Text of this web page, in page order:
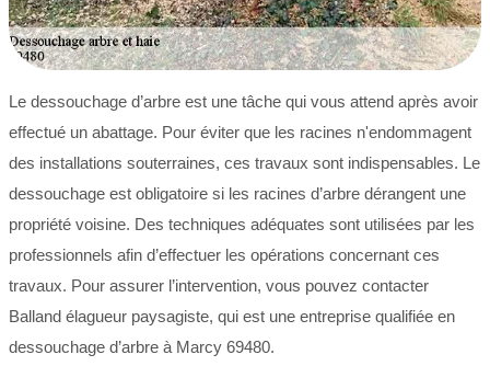
Le dessouchage d’arbre est une tâche qui vous attend après avoir
effectué un abattage. Pour éviter que les racines n'endommagent
des installations souterraines, ces travaux sont indispensables. Le
dessouchage est obligatoire si les racines d’arbre dérangent une
propriété voisine. Des techniques adéquates sont utilisées par les
professionnels afin d’effectuer les opérations concernant ces
travaux. Pour assurer l’intervention, vous pouvez contacter
Balland élagueur paysagiste, qui est une entreprise qualifiée en
dessouchage d’arbre à Marcy 69480.